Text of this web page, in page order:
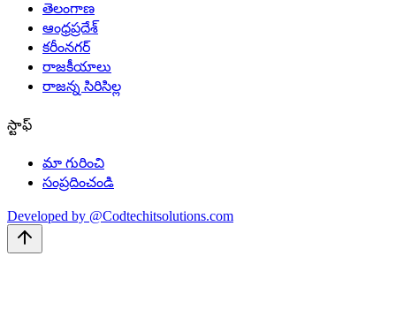
తెలంగాణ
ఆంధ్రప్రదేశ్
కరీంనగర్
రాజకీయాలు
రాజన్న సిరిసిల్ల
స్టాఫ్
మా గురించి
సంప్రదించండి
Developed by @Codtechitsolutions.com